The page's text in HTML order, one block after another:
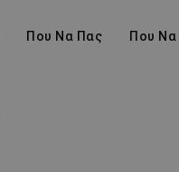
Που Να Πας Που Να